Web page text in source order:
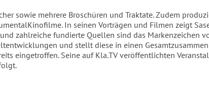
sowie mehrere Broschüren und Traktate. Zudem
In seinen Vorträgen und Filmen zeigt
zahlreiche fundierte Quellen sind das Markenzeichen
und stellt diese in einen
eingetroffen. Seine auf Kla.TV veröffentlichten